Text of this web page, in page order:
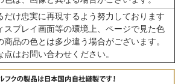
け忠実に再現するよう努力しております
スプレイ画面等の環境上、ページで見た色
商品の色とは多少違う場合がございます。
点はお問い合わせください。